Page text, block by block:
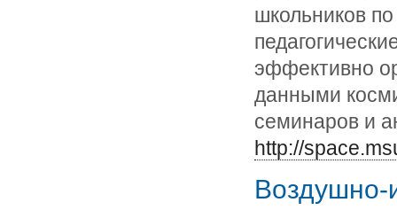
школьников
эффективно
данными
семинаров и
http://
Воздушно-